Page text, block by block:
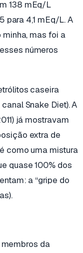
138 mEq/L
para 4,1 mEq/L. A
mas foi a
números
caseira
canalSnake Diet). A
já mostravam
extra de
como uma mistura
quase 100% dos
a “gripe do
da